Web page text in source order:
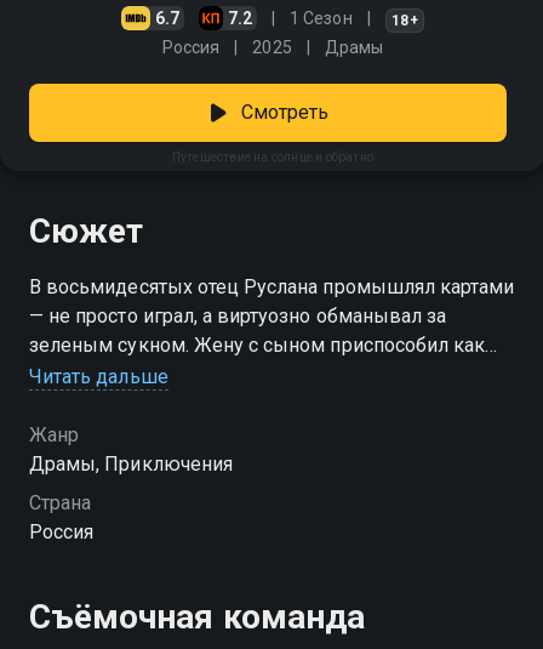
6.7 7.2 1 Сезон 18+
Россия 2025 Драмы
Путешествие на солнце и обратно
Смотреть
Сюжет
В восьмидесятых отец Руслана промышлял картами
— не просто играл, а виртуозно обманывал за
зеленым сукном. Жену с сыном приспособил как
подсадных уток в своих тёмных делишках. Когда
Школу кое-как закончил, в универ даже не думал
поступать — зачем, когда кругом творился хаос, а
жизнь била ключом? Время убивал с корешами,
особенно с Ласло — тот постоянно съезжал крышей
лечащим врачом Ласло, которому в откровенном
разговоре признался, что в этом безумном мире его
Читать дальше
Жанр
Драмы, Приключения
Страна
Россия
Съёмочная команда